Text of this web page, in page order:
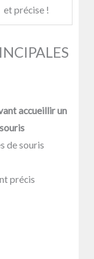
et précise !
accueillir un
de souris
précis